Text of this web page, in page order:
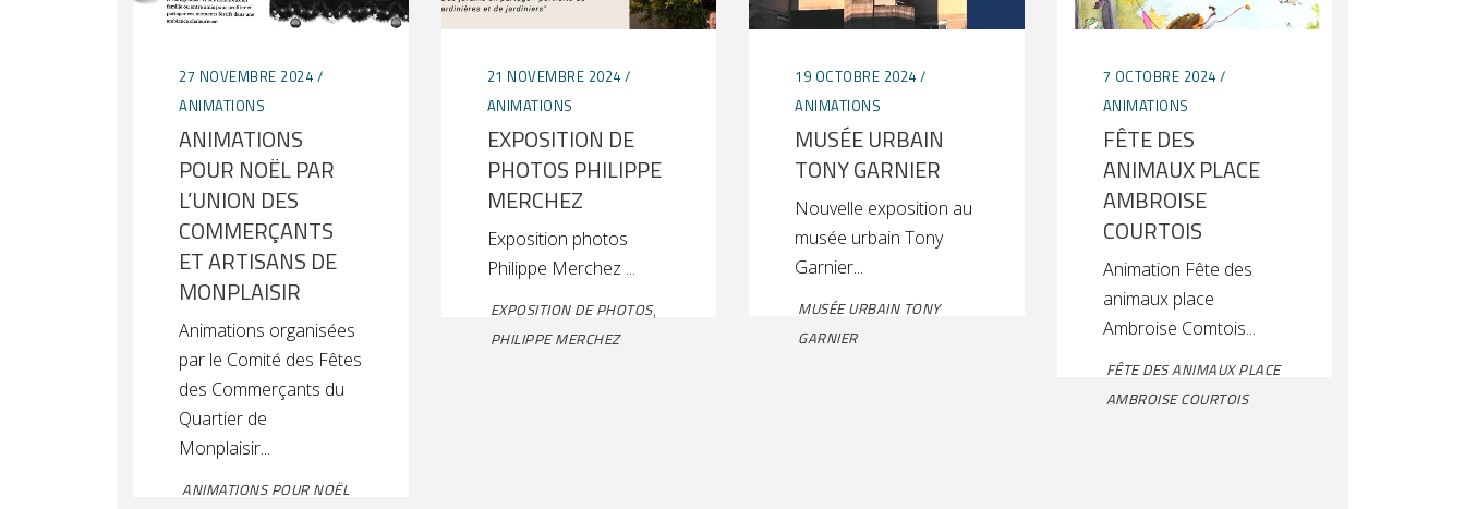
27 NOVEMBRE 2024
ANIMATIONS
ANIMATIONS
POUR NOËL PAR
L’UNION DES
COMMERÇANTS
ET ARTISANS DE
MONPLAISIR
Animations organisées
par le Comité des Fêtes
des Commerçants du
Quartier de
Monplaisir
ANIMATIONS POUR NOËL
21 NOVEMBRE 2024
ANIMATIONS
EXPOSITION DE
PHOTOS PHILIPPE
MERCHEZ
Exposition photos
Philippe Merchez
EXPOSITION DE PHOTOS,
PHILIPPE MERCHEZ
19 OCTOBRE 2024
ANIMATIONS
MUSÉE URBAIN
TONY GARNIER
Nouvelle exposition au
musée urbain Tony
Garnier
MUSÉE URBAIN TONY
GARNIER
7 OCTOBRE 2024
ANIMATIONS
FÊTE DES
ANIMAUX PLACE
AMBROISE
COURTOIS
Animation Fête des
animaux place
Ambroise Comtois
FÊTE DES ANIMAUX PLACE
AMBROISE COURTOIS